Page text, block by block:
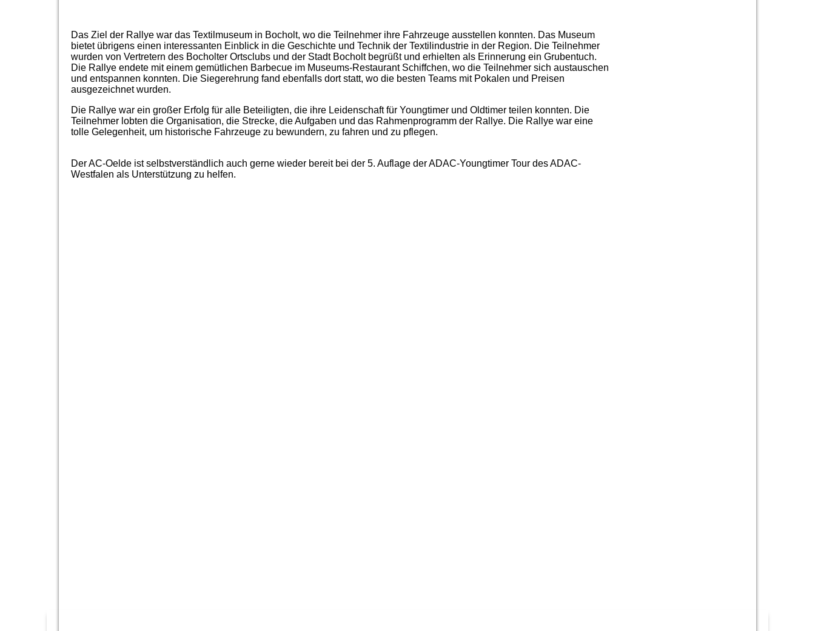
Das Ziel der Rallye war das Textilmuseum in Bocholt, wo die Teilnehmer ihre Fahrzeuge ausstellen konnten. Das Museum
bietet übrigens einen interessanten Einblick in die Geschichte und Technik der Textilindustrie in der Region. Die Teilnehmer
wurden von Vertretern des Bocholter Ortsclubs und der Stadt Bocholt begrüßt und erhielten als Erinnerung ein Grubentuch.
Die Rallye endete mit einem gemütlichen Barbecue im Museums-Restaurant Schiffchen, wo die Teilnehmer sich austauschen
und entspannen konnten. Die Siegerehrung fand ebenfalls dort statt, wo die besten Teams mit Pokalen und Preisen
ausgezeichnet wurden.
Die Rallye war ein großer Erfolg für alle Beteiligten, die ihre Leidenschaft für Youngtimer und Oldtimer teilen konnten. Die
Teilnehmer lobten die Organisation, die Strecke, die Aufgaben und das Rahmenprogramm der Rallye. Die Rallye war eine
tolle Gelegenheit, um historische Fahrzeuge zu bewundern, zu fahren und zu pflegen.
Der AC-Oelde ist selbstverständlich auch gerne wieder bereit bei der 5. Auflage der ADAC-Youngtimer Tour des ADAC-
Westfalen als Unterstützung zu helfen.